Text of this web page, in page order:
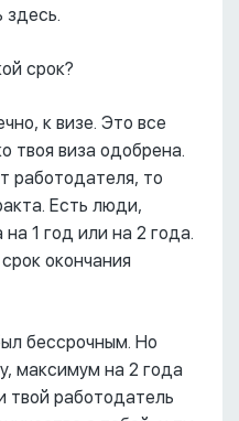
здесь.
срок?
к визе. Это все
твоя виза одобрена.
работодателя, то
Есть люди,
1 год или на 2 года.
окончания
бессрочным. Но
максимум на 2 года
твой работодатель